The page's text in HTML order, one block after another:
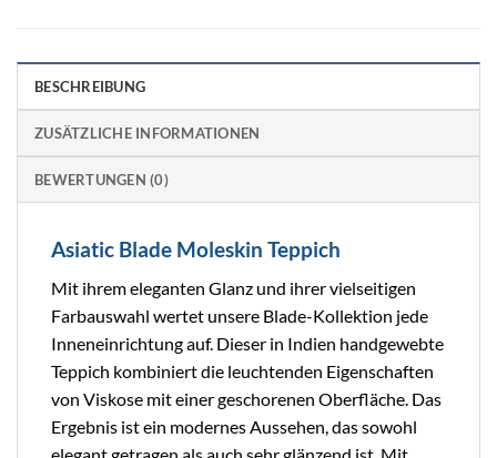
BESCHREIBUNG
ZUSÄTZLICHE INFORMATIONEN
BEWERTUNGEN (0)
Asiatic Blade Moleskin Teppich
Mit ihrem eleganten Glanz und ihrer vielseitigen
Farbauswahl wertet unsere Blade-Kollektion jede
Inneneinrichtung auf. Dieser in Indien handgewebte
Teppich kombiniert die leuchtenden Eigenschaften
von Viskose mit einer geschorenen Oberfläche. Das
Ergebnis ist ein modernes Aussehen, das sowohl